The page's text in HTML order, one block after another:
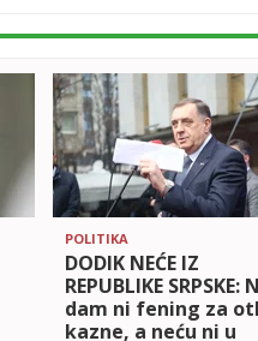
POLITIKA
DODIK NEĆE IZ
REPUBLIKE SRPSKE:
dam ni fening za
kazne, a neću ni u